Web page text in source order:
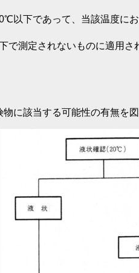
下であって、当該温度にお
測定されないものに適用さ
該当する可能性の有無を図